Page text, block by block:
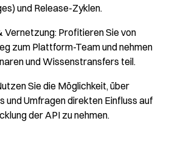
und Release-Zyklen.
Vernetzung: Profitieren Sie von
zum Plattform-Team und nehmen
und Wissenstransfers teil.
Sie die Möglichkeit, über
und Umfragen direkten Einfluss auf
der API zu nehmen.